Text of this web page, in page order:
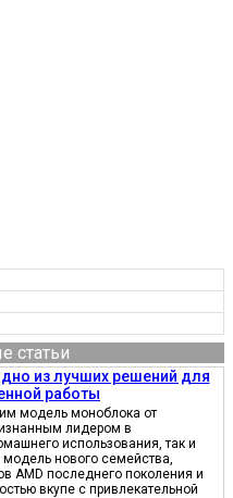
статьи
из лучших решений для
работы
модель моноблока от
лидером в
использования, так и
нового семейства,
AMD последнего поколения и
вкупе с привлекательной